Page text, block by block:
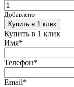
Добавлено
Купить в 1 клик
Купить в 1 клик
Имя*
Телефон*
Email*